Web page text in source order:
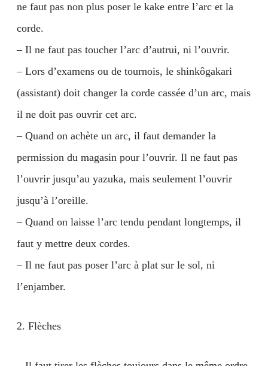
ne faut pas non plus poser le kake entre l’arc et la
corde.
– Il ne faut pas toucher l’arc d’autrui, ni l’ouvrir.
– Lors d’examens ou de tournois, le shinkôgakari
(assistant) doit changer la corde cassée d’un arc, mais
il ne doit pas ouvrir cet arc.
– Quand on achète un arc, il faut demander la
permission du magasin pour l’ouvrir. Il ne faut pas
l’ouvrir jusqu’au yazuka, mais seulement l’ouvrir
jusqu’à l’oreille.
– Quand on laisse l’arc tendu pendant longtemps, il
faut y mettre deux cordes.
– Il ne faut pas poser l’arc à plat sur le sol, ni
l’enjamber.
2. Flèches